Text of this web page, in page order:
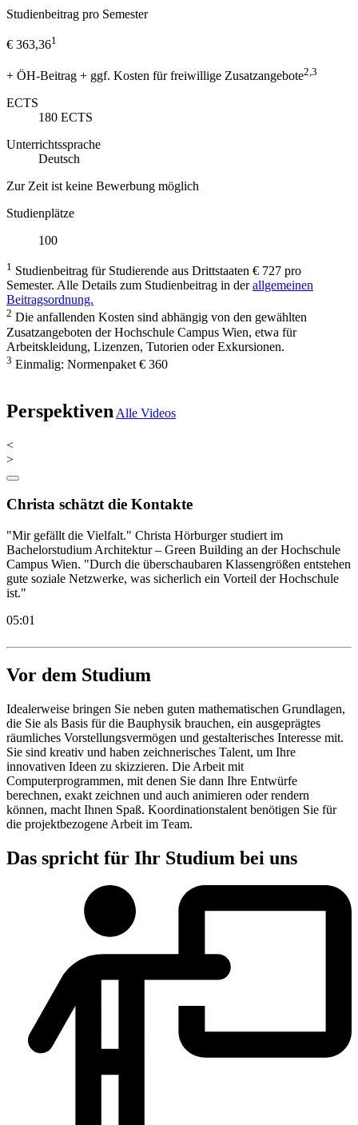
Studienbeitrag pro Semester
€ 363,361
+ ÖH-Beitrag + ggf. Kosten für freiwillige Zusatzangebote2,3
ECTS
180 ECTS
Unterrichtssprache
Deutsch
Zur Zeit ist keine Bewerbung möglich
Studienplätze
100
1 Studienbeitrag für Studierende aus Drittstaaten € 727 pro
Semester. Alle Details zum Studienbeitrag in derallgemeinen
Beitragsordnung.
2 Die anfallenden Kosten sind abhängig von den gewählten
Zusatzangeboten der Hochschule Campus Wien, etwa für
Arbeitskleidung, Lizenzen, Tutorien oder Exkursionen.
3 Einmalig: Normenpaket € 360
Perspektiven Alle Videos
<
>
Christa schätzt die Kontakte
"Mir gefällt die Vielfalt." Christa Hörburger studiert im
Bachelorstudium Architektur – Green Building an der Hochschule
Campus Wien. "Durch die überschaubaren Klassengrößen entstehen
gute soziale Netzwerke, was sicherlich ein Vorteil der Hochschule
ist."
05:01
Vor dem Studium
Idealerweise bringen Sie neben guten mathematischen Grundlagen,
die Sie als Basis für die Bauphysik brauchen, ein ausgeprägtes
räumliches Vorstellungsvermögen und gestalterisches Interesse mit.
Sie sind kreativ und haben zeichnerisches Talent, um Ihre
innovativen Ideen zu skizzieren. Die Arbeit mit
Computerprogrammen, mit denen Sie dann Ihre Entwürfe
berechnen, exakt zeichnen und auch animieren oder rendern
können, macht Ihnen Spaß. Koordinationstalent benötigen Sie für
die projektbezogene Arbeit im Team.
Das spricht für Ihr Studium bei uns